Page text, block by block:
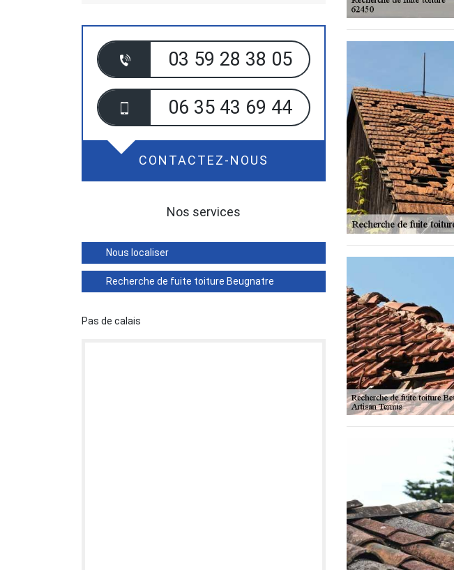
03 59 28 38 05
06 35 43 69 44
CONTACTEZ-NOUS
Nos services
Nous localiser
Recherche de fuite toiture Beugnatre
Pas de calais